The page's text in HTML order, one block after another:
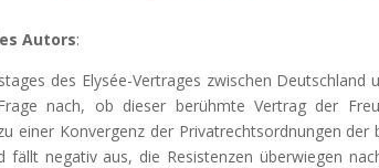
Autors:
des Elysée-Vertrages zwischen Deutschland
nach, ob dieser berühmte Vertrag der
einer Konvergenz der Privatrechtsordnungen der
fällt negativ aus, die Resistenzen überwiegen